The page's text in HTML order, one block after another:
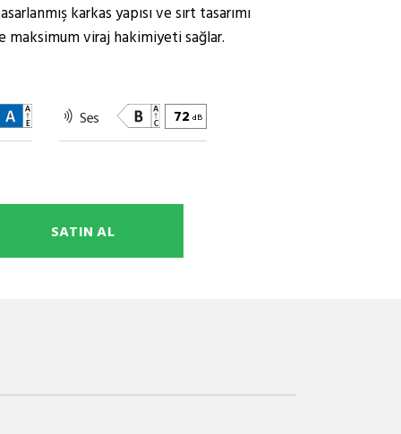
karkas yapısı ve sırt tasarımı
maksimum viraj hakimiyeti sağlar.
Ses 72 dB
SATIN AL